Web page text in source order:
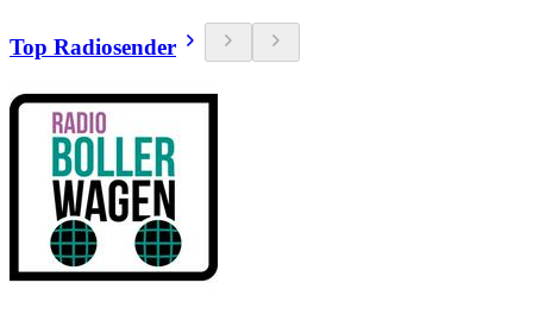
Top Radiosender